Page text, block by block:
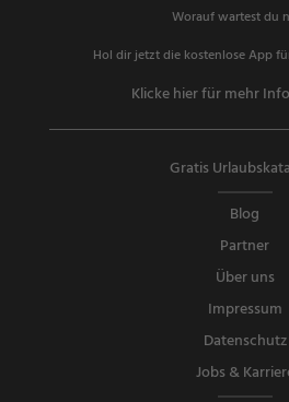
Worauf wartest du
Hol dir jetzt die kostenlose App
Klicke hier für mehr
Gratis
Blog
Partner
Über uns
Impressum
Datenschutz
Jobs &